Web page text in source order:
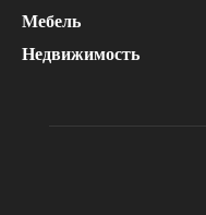
Мебель
Недвижимость